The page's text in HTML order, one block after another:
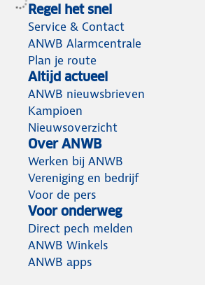
Regel het snel
Service & Contact
ANWB Alarmcentrale
Plan je route
Altijd actueel
ANWB nieuwsbrieven
Kampioen
Nieuwsoverzicht
Over ANWB
Werken bij ANWB
Vereniging en bedrijf
Voor de pers
Voor onderweg
Direct pech melden
ANWB Winkels
ANWB apps